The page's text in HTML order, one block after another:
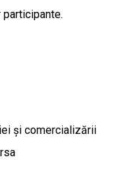
și comercializării